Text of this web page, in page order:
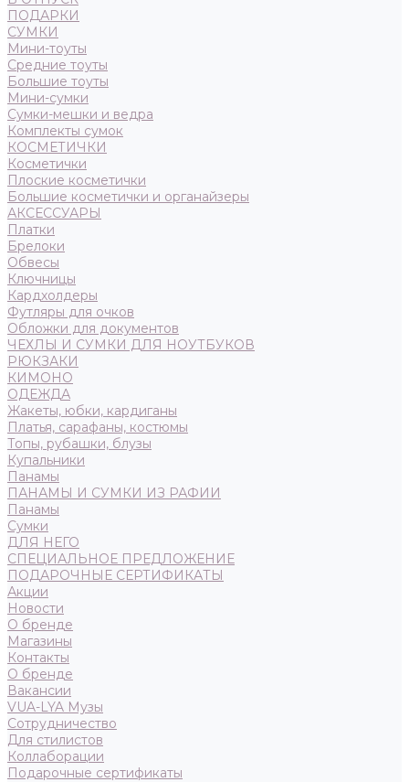
ПОДАРКИ
СУМКИ
Мини-тоуты
Средние тоуты
Большие тоуты
Мини-сумки
Сумки-мешки и ведра
Комплекты сумок
КОСМЕТИЧКИ
Косметички
Плоские косметички
Большие косметички и органайзеры
АКСЕССУАРЫ
Платки
Брелоки
Обвесы
Ключницы
Кардхолдеры
Футляры для очков
Обложки для документов
ЧЕХЛЫ И СУМКИ ДЛЯ НОУТБУКОВ
РЮКЗАКИ
КИМОНО
ОДЕЖДА
Жакеты, юбки, кардиганы
Платья, сарафаны, костюмы
Топы, рубашки, блузы
Купальники
Панамы
ПАНАМЫ И СУМКИ ИЗ РАФИИ
Панамы
Сумки
ДЛЯ НЕГО
СПЕЦИАЛЬНОЕ ПРЕДЛОЖЕНИЕ
ПОДАРОЧНЫЕ СЕРТИФИКАТЫ
Акции
Новости
О бренде
Магазины
Контакты
О бренде
Вакансии
VUA-LYA Музы
Сотрудничество
Для стилистов
Коллаборации
Подарочные сертификаты